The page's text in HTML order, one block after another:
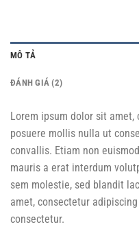
MÔ TẢ
ĐÁNH GIÁ (2)
Lorem ipsum dolor sit
posuere mollis nulla ut
convallis. Etiam non
mauris a erat interdum
sem molestie, sed blandit
amet, consectetur
consectetur.